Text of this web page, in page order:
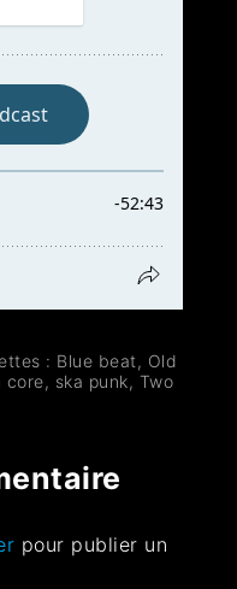
: Blue beat , Old
core, ska punk, Two
pour publier un